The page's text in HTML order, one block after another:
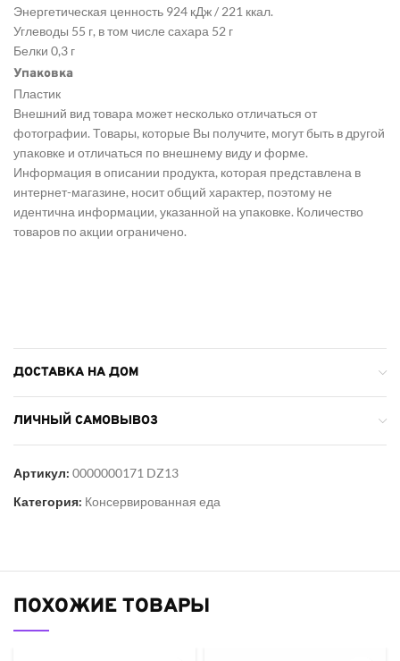
Энергетическая ценность 924 кДж / 221 ккал.
Углеводы 55 г, в том числе сахара 52 г
Белки 0,3 г
Упаковка
Пластик
Внешний вид товара может несколько отличаться от
фотографии. Товары, которые Вы получите, могут быть в другой
упаковке и отличаться по внешнему виду и форме.
Информация в описании продукта, которая представлена в
интернет-магазине, носит общий характер, поэтому не
идентична информации, указанной на упаковке. Количество
товаров по акции ограничено.
ДОСТАВКА НА ДОМ
ЛИЧНЫЙ САМОВЫВОЗ
Артикул: 0000000171 DZ13
Категория: Консервированная еда
ПОХОЖИЕ ТОВАРЫ